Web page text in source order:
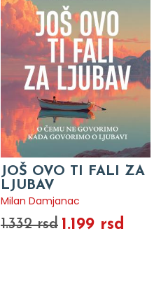
JOŠ OVO TI FALI ZA
LJUBAV
Milan Damjanac
1.332 rsd 1.199 rsd